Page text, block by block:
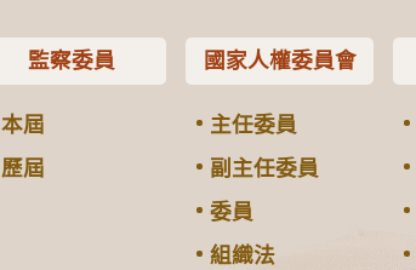
監察委員
本屆
歷屆
國家人權委員會
主任委員
副主任委員
委員
組織法